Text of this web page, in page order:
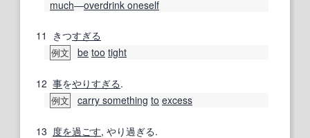
much―overdrink oneself
11 きつすぎる
例文 be too tight
12 事をやりすぎる.
例文 carry something to excess
13 度を過ごす, やり過ぎる.